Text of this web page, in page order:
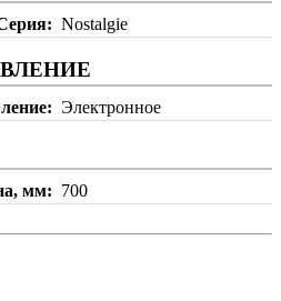
Nostalgie
Электронное
мм
700